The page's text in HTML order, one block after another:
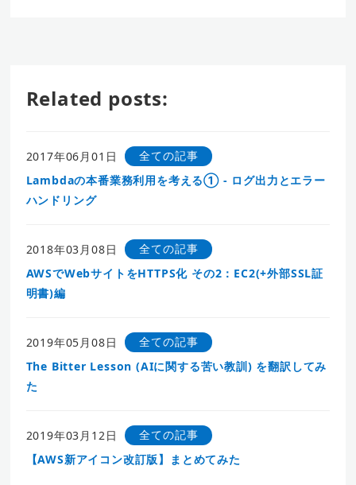
Related posts:
2017年06月01日
全ての記事
Lambdaの本番業務利用を考える① - ログ出力とエラー
ハンドリング
2018年03月08日
全ての記事
AWSでWebサイトをHTTPS化 その2：EC2(+外部SSL証
明書)編
2019年05月08日
全ての記事
The Bitter Lesson (AIに関する苦い教訓) を翻訳してみ
た
2019年03月12日
全ての記事
【AWS新アイコン改訂版】まとめてみた